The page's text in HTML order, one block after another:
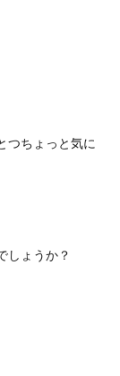
つちょっと気に
しょうか？